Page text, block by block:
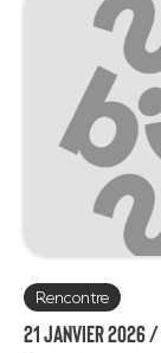
Rencontre
21 janvier 2026 /